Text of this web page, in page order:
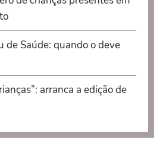
de Saúde: quando o deve
arranca a edição de